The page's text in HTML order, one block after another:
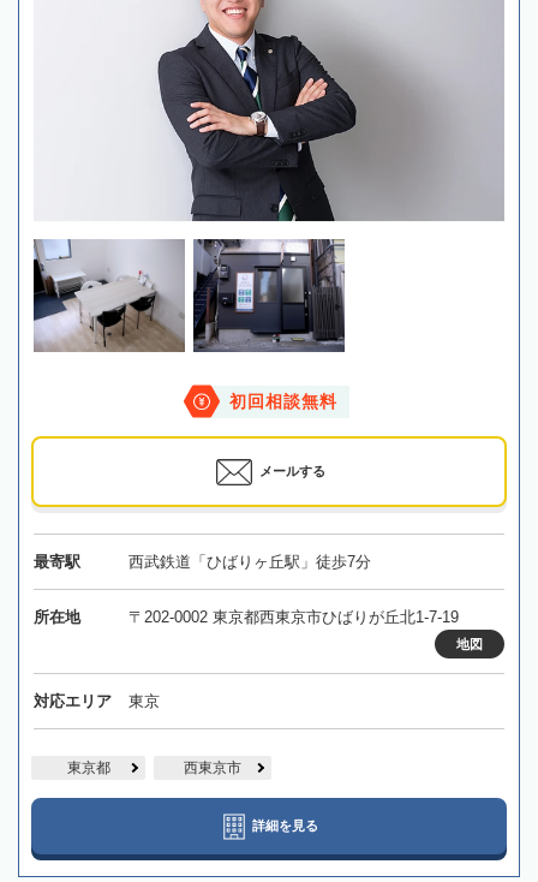
初回相談無料
メールする
最寄駅 西武鉄道「ひばりヶ丘駅」徒歩7分
所在地 〒202-0002 東京都西東京市ひばりが丘北1-7-19
地図
対応エリア 東京
東京都 西東京市
詳細を見る